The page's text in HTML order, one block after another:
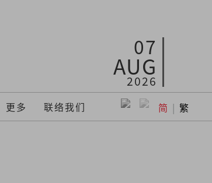
07
AUG
2026
更多 联络我们 简 | 繁